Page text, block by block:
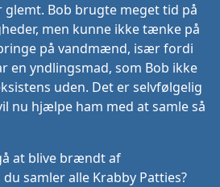
glemt. Bob brugte meget tid på
men kunne ikke tænke på
på vandmænd, især fordi
en yndlingsmad, som Bob ikke
uden. Det er selvfølgelig
nu hjælpe ham med at samle så
at blive brændt af
samler alle Krabby Patties?